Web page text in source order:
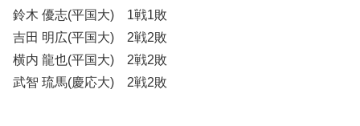
鈴木 優志(平国大) 1戦1敗
吉田 明広(平国大) 2戦2敗
横内 龍也(平国大) 2戦2敗
武智 琉馬(慶応大) 2戦2敗